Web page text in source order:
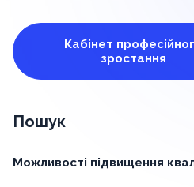
Кабінет
зростання
Пошук
Можливості підвищення